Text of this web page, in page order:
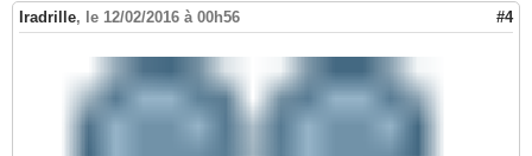
Iradrille, le 12/02/2016 à 00h56 #4